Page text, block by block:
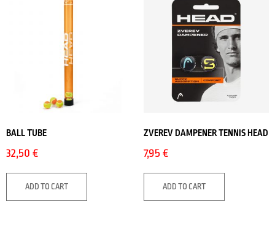
BALL TUBE
32,50€
ADD TO CART
ZVEREV DAMPENER TENNIS HEAD
7,95€
ADD TO CART